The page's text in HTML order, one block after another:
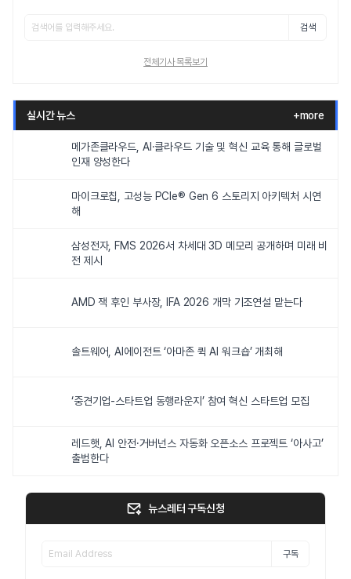
검색
전체기사 목록보기
실시간 뉴스 +more
메가존클라우드, AI·클라우드 기술 및 혁신 교육 통해 글로벌
인재 양성한다
마이크로칩, 고성능 PCIe® Gen 6 스토리지 아키텍처 시연
해
삼성전자, FMS 2026서 차세대 3D 메모리 공개하며 미래 비
전 제시
AMD 잭 후인 부사장, IFA 2026 개막 기조연설 맡는다
솔트웨어, AI에이전트 ‘아마존 퀵 AI 워크숍’ 개최해
‘중견기업-스타트업 동행라운지’ 참여 혁신 스타트업 모집
레드햇, AI 안전·거버넌스 자동화 오픈소스 프로젝트 ‘아사고’
출범한다
뉴스레터 구독신청
구독